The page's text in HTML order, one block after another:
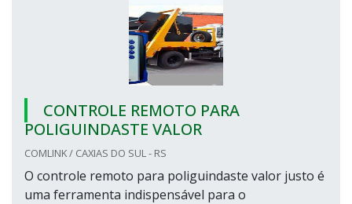
CONTROLE REMOTO PARA
POLIGUINDASTE VALOR
COMLINK / CAXIAS DO SUL - RS
O controle remoto para poliguindaste valor justo é
uma ferramenta indispensável para o